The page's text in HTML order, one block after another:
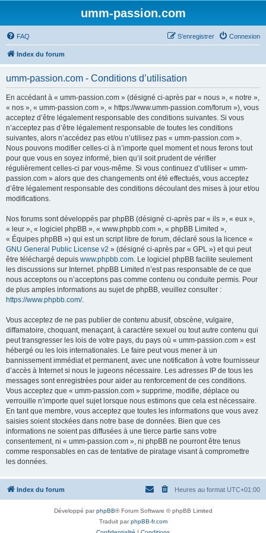
umm-passion.com
FAQ Connexion
S’enregistrer
Index du forum
umm-passion.com - Conditions d’utilisation
En accédant à « umm-passion.com » (désigné ci-après par « nous », « notre »,
« nos », « umm-passion.com », « https://www.umm-passion.com/forum »), vous
acceptez d’être légalement responsable des conditions suivantes. Si vous
n’acceptez pas d’être légalement responsable de toutes les conditions
suivantes, alors n’accédez pas et/ou n’utilisez pas « umm-passion.com ».
Nous pouvons modifier celles-ci à n’importe quel moment et nous ferons tout
pour que vous en soyez informé, bien qu’il soit prudent de vérifier
régulièrement celles-ci par vous-même. Si vous continuez d’utiliser « umm-
passion.com » alors que des changements ont été effectués, vous acceptez
d’être légalement responsable des conditions découlant des mises à jour et/ou
modifications.
Nos forums sont développés par phpBB (désigné ci-après par « ils », « eux »,
« leur », « logiciel phpBB », « www.phpbb.com », « phpBB Limited »,
« Équipes phpBB ») qui est un script libre de forum, déclaré sous la licence «
GNU General Public License v2 » (désigné ci-après par « GPL ») et qui peut
être téléchargé depuis www.phpbb.com. Le logiciel phpBB facilite seulement
les discussions sur Internet. phpBB Limited n’est pas responsable de ce que
nous acceptons ou n’acceptons pas comme contenu ou conduite permis. Pour
de plus amples informations au sujet de phpBB, veuillez consulter :
https://www.phpbb.com/.
Vous acceptez de ne pas publier de contenu abusif, obscène, vulgaire,
diffamatoire, choquant, menaçant, à caractère sexuel ou tout autre contenu qui
peut transgresser les lois de votre pays, du pays où « umm-passion.com » est
hébergé ou les lois internationales. Le faire peut vous mener à un
bannissement immédiat et permanent, avec une notification à votre fournisseur
d’accès à Internet si nous le jugeons nécessaire. Les adresses IP de tous les
messages sont enregistrées pour aider au renforcement de ces conditions.
Vous acceptez que « umm-passion.com » supprime, modifie, déplace ou
verrouille n’importe quel sujet lorsque nous estimons que cela est nécessaire.
En tant que membre, vous acceptez que toutes les informations que vous avez
saisies soient stockées dans notre base de données. Bien que ces
informations ne soient pas diffusées à une tierce partie sans votre
consentement, ni « umm-passion.com », ni phpBB ne pourront être tenus
comme responsables en cas de tentative de piratage visant à compromettre
les données.
Index du forum Heures au format UTC+01:00
Développé parphpBB® Forum Software © phpBB Limited
Traduit parphpBB-fr.com